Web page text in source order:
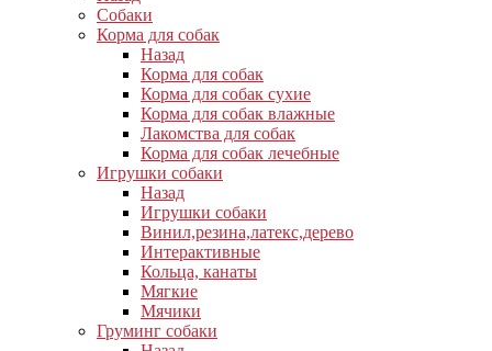
Собаки
Корма для собак
Назад
Корма для собак
Корма для собак сухие
Корма для собак влажные
Лакомства для собак
Корма для собак лечебные
Игрушки собаки
Назад
Игрушки собаки
Винил,резина,латекс,дерево
Интерактивные
Кольца, канаты
Мягкие
Мячики
Груминг собаки